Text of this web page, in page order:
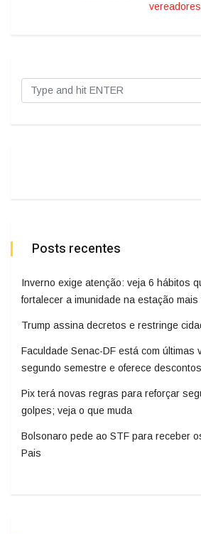
Posts recentes
Inverno exige atenção: veja 6 hábitos
fortalecer a imunidade na estação mais
Trump assina decretos e restringe
Faculdade Senac-DF está com últimas
segundo semestre e oferece
Pix terá novas regras para reforçar
golpes; veja o que muda
Bolsonaro pede ao STF para receber
Pais